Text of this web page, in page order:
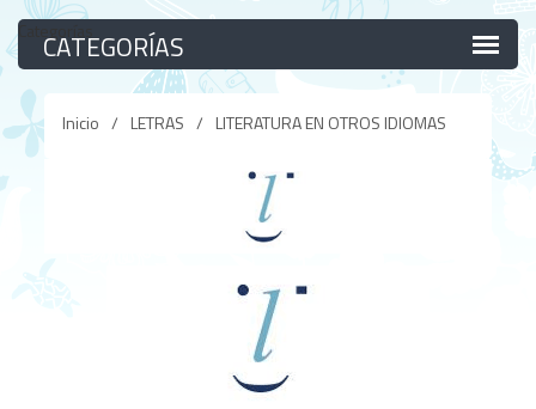
Categorías
Inicio / LETRAS / LITERATURA EN OTROS IDIOMAS